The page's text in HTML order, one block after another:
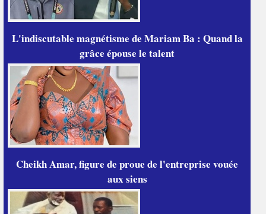
L'indiscutable magnétisme de Mariam Ba : Quand la
grâce épouse le talent
Cheikh Amar, figure de proue de l'entreprise vouée
aux siens